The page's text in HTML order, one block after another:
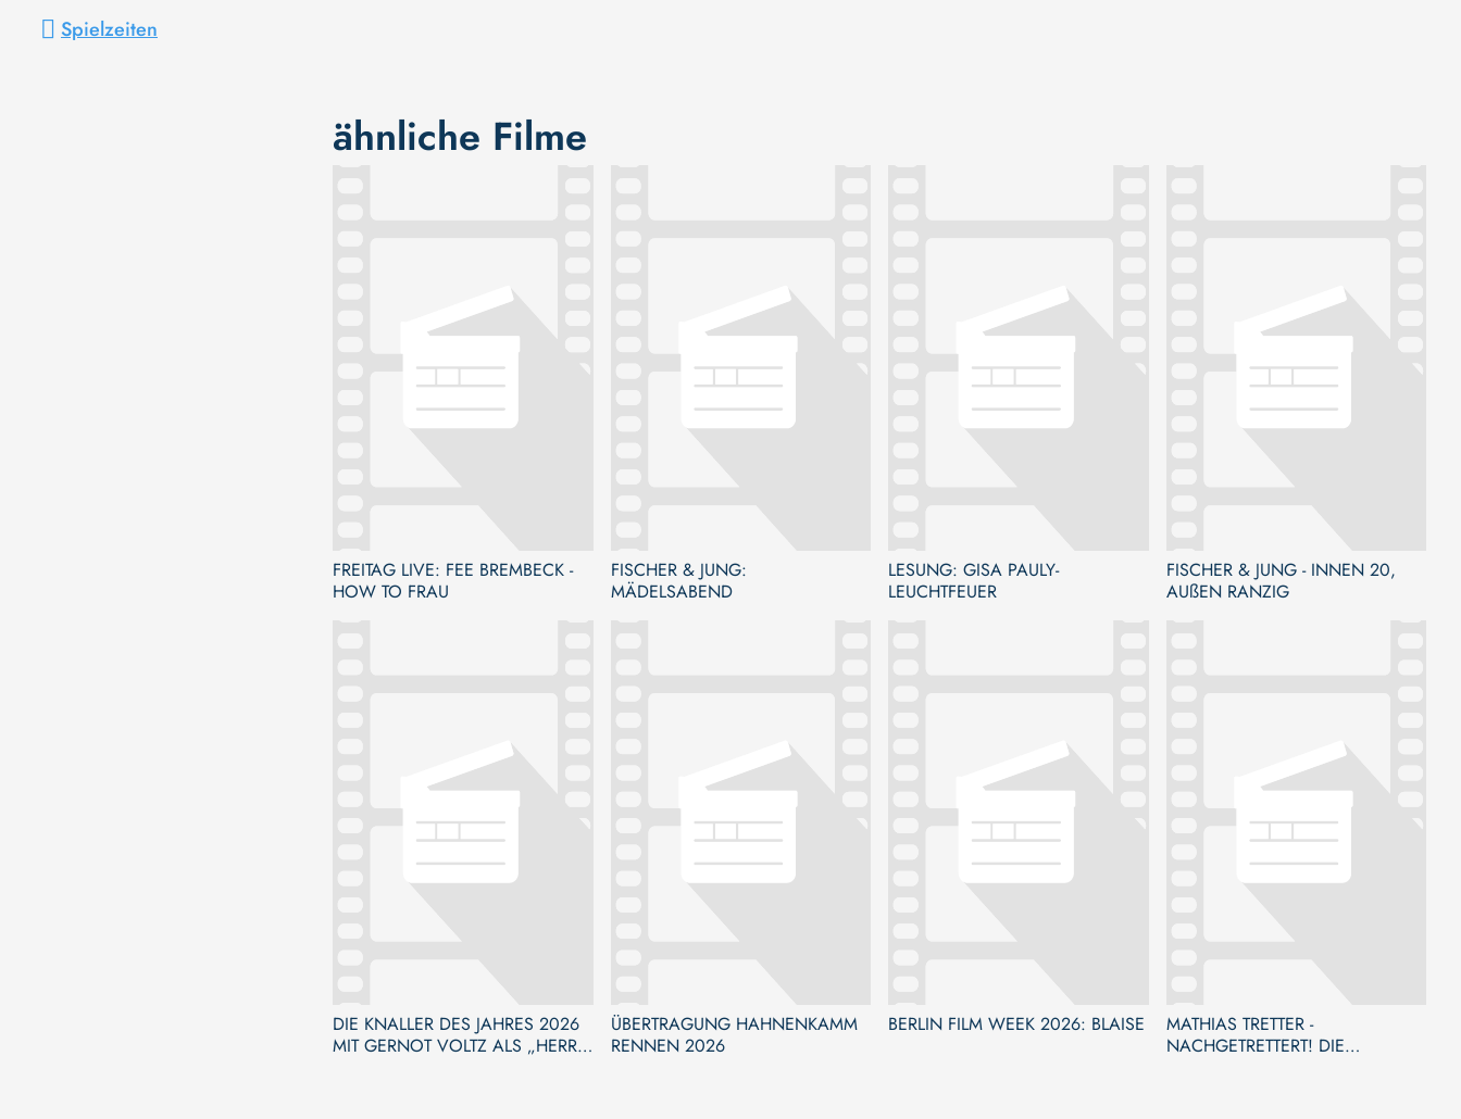
Spielzeiten
ähnliche Filme
FREITAG LIVE: FEE BREMBECK -
HOW TO FRAU
FISCHER & JUNG:
MÄDELSABEND
LESUNG: GISA PAULY-
LEUCHTFEUER
FISCHER & JUNG - INNEN 20,
AUßEN RANZIG
DIE KNALLER DES JAHRES 2026
MIT GERNOT VOLTZ ALS „HERR
ÜBERTRAGUNG HAHNENKAMM
RENNEN 2026
BERLIN FILM WEEK 2026: BLAISE
MATHIAS TRETTER -
NACHGETRETTERT! DIE